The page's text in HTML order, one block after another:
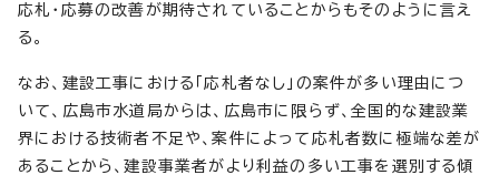
応札・応募の改善が期待されていることからもそのように言え
る。
なお、建設工事における「応札者なし」の案件が多い理由につ
いて、広島市水道局からは、広島市に限らず、全国的な建設業
界における技術者不足や、案件によって応札者数に極端な差が
あることから、建設事業者がより利益の多い工事を選別する傾